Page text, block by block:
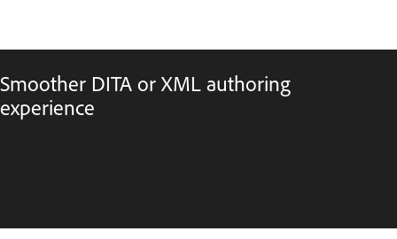
Smoother DITA or XML authoring
experience